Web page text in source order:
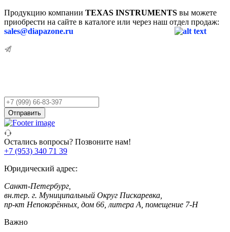
Продукцию компании TEXAS INSTRUMENTS вы можете
приобрести на сайте в каталоге или через наш отдел продаж:
sales@diapazone.ru
Ваш
телефон
Отправить
Остались вопросы? Позвоните нам!
+7 (953) 340 71 39
Юридический адрес:
Санкт-Петербург,
вн.тер. г. Муниципальный Округ Пискаревка,
пр-кт Непокорённых, дом 66, литера А, помещение 7-Н
Важно